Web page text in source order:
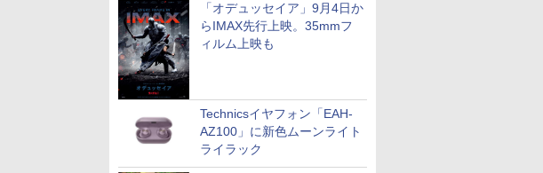
「オデュッセイア」9月4日か
らIMAX先行上映。35mmフ
ィルム上映も
Technicsイヤフォン「EAH-
AZ100」に新色ムーンライト
ライラック